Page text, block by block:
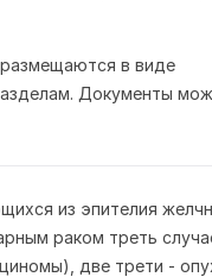
в виде
Документы
из эпителия
раком треть
две трети -